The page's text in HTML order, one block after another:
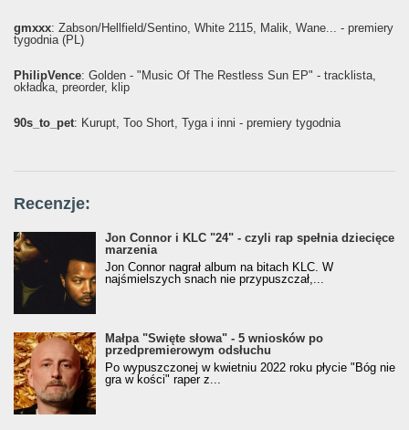
gmxxx: Żabson/Hellfield/Sentino, White 2115, Malik, Wane... - premiery
tygodnia (PL)
PhilipVence: Golden - "Music Of The Restless Sun EP" - tracklista,
okładka, preorder, klip
90s_to_pet: Kurupt, Too Short, Tyga i inni - premiery tygodnia
Recenzje:
Jon Connor i KLC "24" - czyli rap spełnia dziecięce
marzenia
Jon Connor nagrał album na bitach KLC. W
najśmielszych snach nie przypuszczał,...
Małpa "Święte słowa" - 5 wniosków po
przedpremierowym odsłuchu
Po wypuszczonej w kwietniu 2022 roku płycie "Bóg nie
gra w kości" raper z...